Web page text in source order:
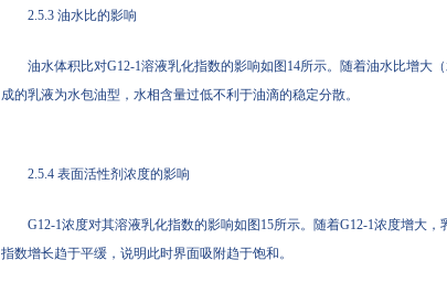
2.5.3 油水比的影响
油水体积比对G12-1溶液乳化指数的影响如图14所示。随着油水比增大
成的乳液为水包油型，水相含量过低不利于油滴的稳定分散。
2.5.4 表面活性剂浓度的影响
G12-1浓度对其溶液乳化指数的影响如图15所示。随着G12-1浓度增大
指数增长趋于平缓，说明此时界面吸附趋于饱和。